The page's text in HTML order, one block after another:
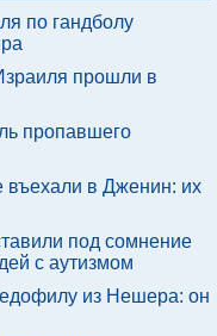
по гандболу
прошли в
пропавшего
въехали в Дженин: их
под сомнение
с аутизмом
из Нешера: он